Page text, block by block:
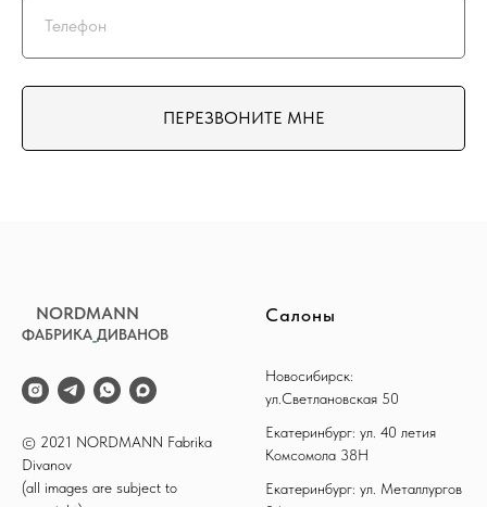
ПЕРЕЗВОНИТЕ МНЕ
NORDMANN
ФАБРИКА ДИВАНОВ
© 2021 NORDMANN Fabrika
Divanov
(all images are subject to
Салоны
Новосибирск:
ул.Светлановская 50
Екатеринбург: ул. 40 летия
Комсомола 38Н
Екатеринбург: ул. Металлургов